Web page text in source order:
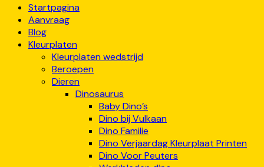
Startpagina
Aanvraag
Blog
Kleurplaten
Kleurplaten wedstrijd
Beroepen
Dieren
Dinosaurus
Baby Dino’s
Dino bij Vulkaan
Dino Familie
Dino Verjaardag Kleurplaat Printen
Dino Voor Peuters